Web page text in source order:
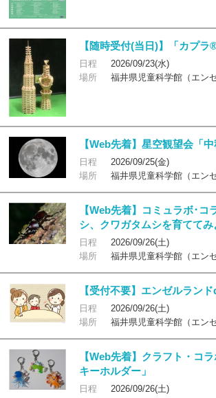
【随時受付(当日)】「カプラ
日程
2026/09/23(水)
場所
福井県児童科学館（エン
【Web先着】星空観望会「中
日程
2026/09/25(金)
場所
福井県児童科学館（エン
【Web先着】コミュラボ･コ
シ、クワガタムシを育ててみ
日程
2026/09/26(土)
場所
福井県児童科学館（エン
【受付不要】エンゼルラン
日程
2026/09/26(土)
場所
福井県児童科学館（エン
【Web先着】クラフト・コ
キーホルダー」
日程
2026/09/26(土)